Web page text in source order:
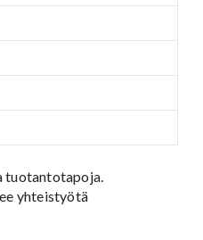
tuotantotapoja.
yhteistyötä